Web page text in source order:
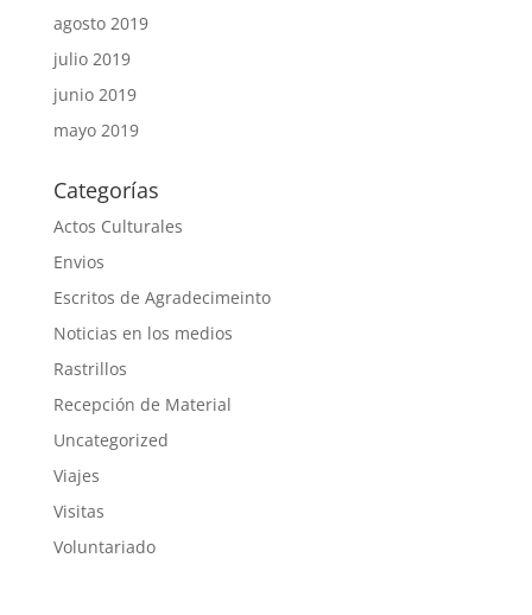
agosto 2019
julio 2019
junio 2019
mayo 2019
Categorías
Actos Culturales
Envios
Escritos de Agradecimeinto
Noticias en los medios
Rastrillos
Recepción de Material
Uncategorized
Viajes
Visitas
Voluntariado